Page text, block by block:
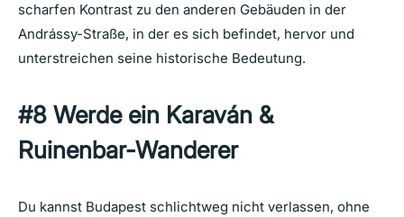
scharfen Kontrast zu den anderen Gebäuden in der
Andrássy-Straße, in der es sich befindet, hervor und
unterstreichen seine historische Bedeutung.
#8 Werde ein Karaván &
Ruinenbar-Wanderer
Du kannst Budapest schlichtweg nicht verlassen, ohne